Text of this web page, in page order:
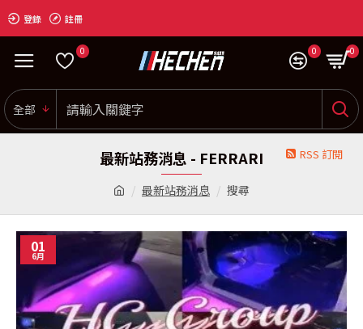
登錄 註冊
0 0 0
全部
最新站務消息 搜尋
最新站務消息 - FERRARI RSS 訂閱
01
6月